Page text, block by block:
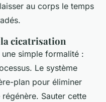
au corps le temps
la cicatrisation
une simple formalité :
Le système
plan pour éliminer
Sauter cette